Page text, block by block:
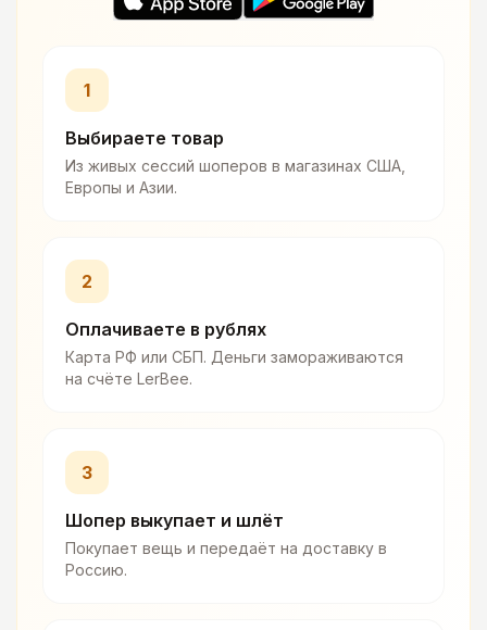
1
Выбираете товар
Из живых сессий шоперов в магазинах США,
Европы и Азии.
2
Оплачиваете в рублях
Карта РФ или СБП. Деньги замораживаются
на счёте LerBee.
3
Шопер выкупает и шлёт
Покупает вещь и передаёт на доставку в
Россию.